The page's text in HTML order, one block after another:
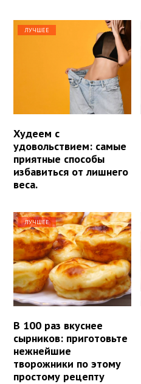
ЛУЧШЕЕ
Худеем с
удовольствием: самые
приятные способы
избавиться от лишнего
веса.
ЛУЧШЕЕ
В 100 раз вкуснее
сырников: приготовьте
нежнейшие
творожники по этому
простому рецепту